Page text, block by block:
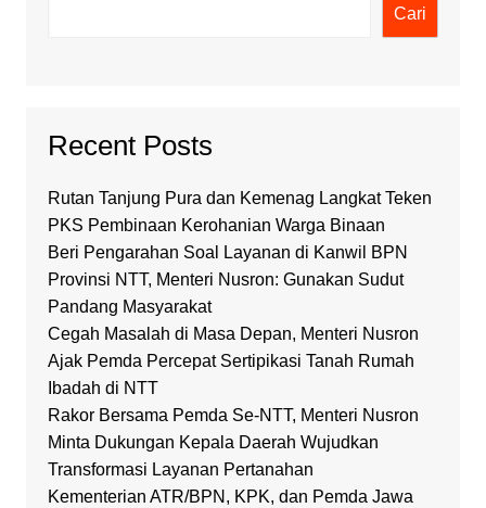
Cari
Recent Posts
Rutan Tanjung Pura dan Kemenag Langkat Teken
PKS Pembinaan Kerohanian Warga Binaan
Beri Pengarahan Soal Layanan di Kanwil BPN
Provinsi NTT, Menteri Nusron: Gunakan Sudut
Pandang Masyarakat
Cegah Masalah di Masa Depan, Menteri Nusron
Ajak Pemda Percepat Sertipikasi Tanah Rumah
Ibadah di NTT
Rakor Bersama Pemda Se-NTT, Menteri Nusron
Minta Dukungan Kepala Daerah Wujudkan
Transformasi Layanan Pertanahan
Kementerian ATR/BPN, KPK, dan Pemda Jawa